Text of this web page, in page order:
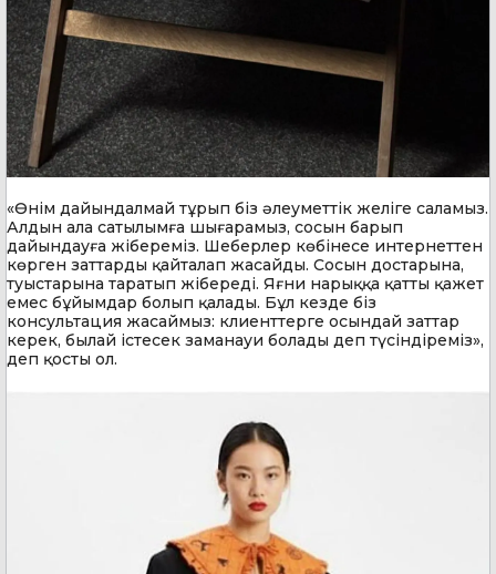
«Өнім дайындалмай тұрып біз әлеуметтік желіге саламыз.
Алдын ала сатылымға шығарамыз, сосын барып
дайындауға жібереміз. Шеберлер көбінесе интернеттен
көрген заттарды қайталап жасайды. Сосын достарына,
туыстарына таратып жібереді. Яғни нарыққа қатты қажет
емес бұйымдар болып қалады. Бұл кезде біз
консультация жасаймыз: клиенттерге осындай заттар
керек, былай істесек заманауи болады деп түсіндіреміз»,
деп қосты ол.